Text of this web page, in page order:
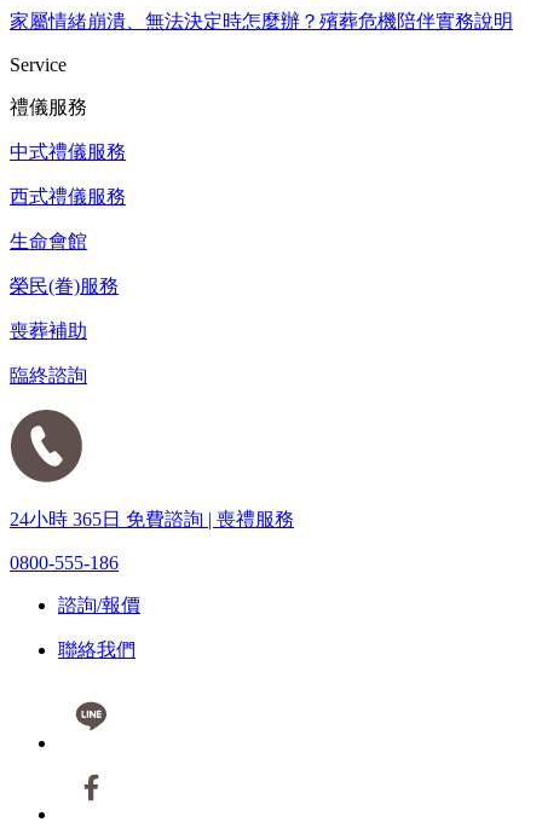
家屬情緒崩潰、無法決定時怎麼辦？殯葬危機陪伴實務說明
Service
禮儀服務
中式禮儀服務
西式禮儀服務
生命會館
榮民(眷)服務
喪葬補助
臨終諮詢
24小時 365日 免費諮詢 | 喪禮服務
0800-555-186
諮詢/報價
聯絡我們